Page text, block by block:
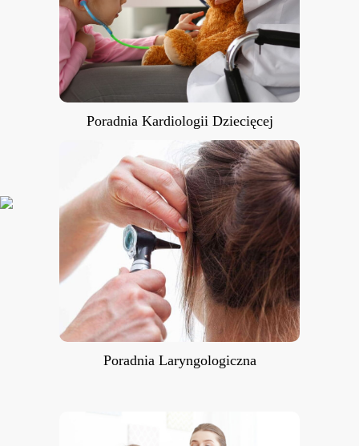
Poradnia Kardiologii Dziecięcej
Poradnia Laryngologiczna
Poradnia Laryngologiczna